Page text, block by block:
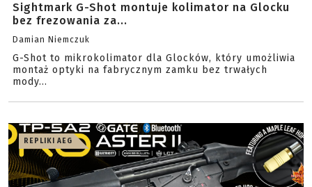
Sightmark G-Shot montuje kolimator na Glocku
bez frezowania za...
Damian Niemczuk
G-Shot to mikrokolimator dla Glocków, który umożliwia
montaż optyki na fabrycznym zamku bez trwałych
mody...
REPLIKI AEG